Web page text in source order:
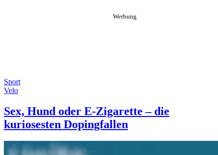
Sport
Velo
Sex, Hund oder E-Zigarette – die
kuriosesten Dopingfallen